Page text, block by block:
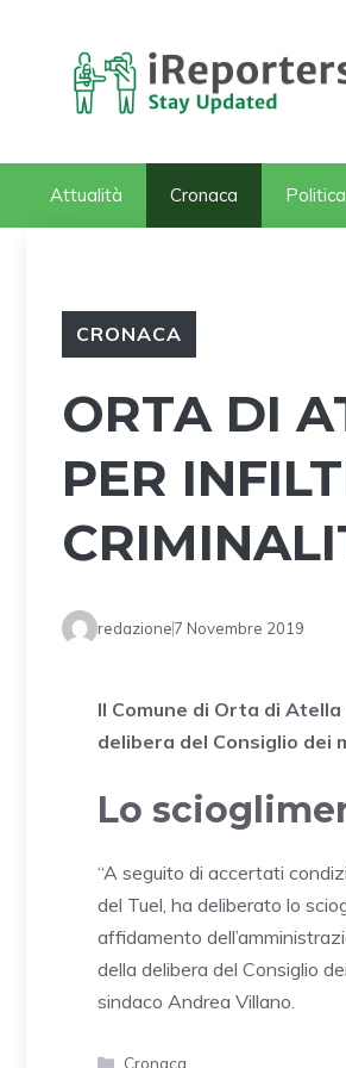
contenuto
Attualità Cronaca Politica
CRONACA
ORTA DI
PER
redazione7 Novembre 2019
Il Comune di Orta di
delibera del Consiglio dei
Lo
“A seguito di accertati
del Tuel, ha deliberato lo
affidamento
della delibera del Consiglio
sindaco Andrea Villano.
Categorie
Cronaca